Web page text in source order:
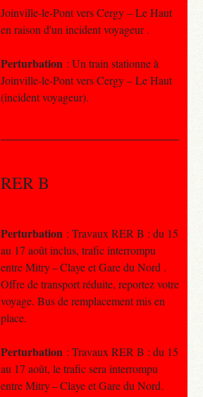
Joinville-le-Pont vers Cergy – Le Haut
en raison d'un incident voyageur .
Perturbation : Un train stationne à
Joinville-le-Pont vers Cergy – Le Haut
(incident voyageur).
RER B
Perturbation : Travaux RER B : du 15
au 17 août inclus, trafic interrompu
entre Mitry – Claye et Gare du Nord .
Offre de transport réduite, reportez votre
voyage. Bus de remplacement mis en
place.
Perturbation : Travaux RER B : du 15
au 17 août, le trafic sera interrompu
entre Mitry – Claye et Gare du Nord.